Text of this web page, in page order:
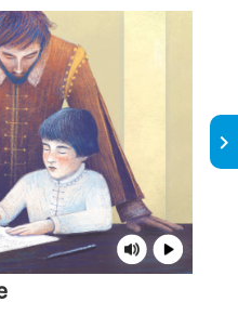
keyboard_arrow_right